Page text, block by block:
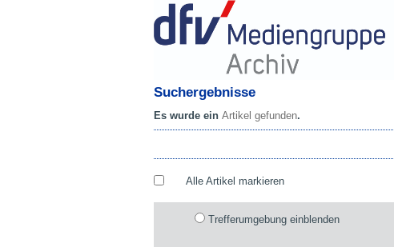
Suchergebnisse
Es wurde ein Artikel gefunden.
Alle Artikel markieren
Trefferumgebung einblenden